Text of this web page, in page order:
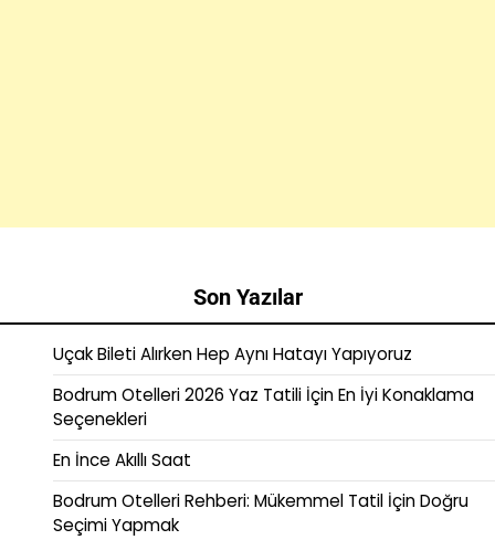
Son Yazılar
Uçak Bileti Alırken Hep Aynı Hatayı Yapıyoruz
Bodrum Otelleri 2026 Yaz Tatili İçin En İyi Konaklama
Seçenekleri
En İnce Akıllı Saat
Bodrum Otelleri Rehberi: Mükemmel Tatil İçin Doğru
Seçimi Yapmak